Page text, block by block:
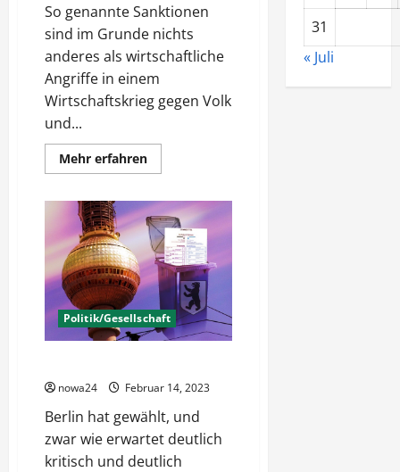
So genannte Sanktionen
sind im Grunde nichts
anderes als wirtschaftliche
Angriffe in einem
Wirtschaftskrieg gegen Volk
und...
Mehr erfahrenMehr
Informationen
–
wirtschaftliche
Massenvernichtungswaffen
Politik/Gesellschaft
nowa24 Februar 14, 2023
Berlin hat gewählt, und
zwar wie erwartet deutlich
kritisch und deutlich
31
« Juli